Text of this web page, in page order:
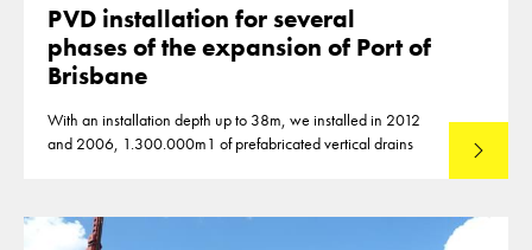
PVD installation for several
phases of the expansion of Port of
Brisbane
With an installation depth up to 38m, we installed in 2012
and 2006, 1.300.000m1 of prefabricated vertical drains
Lees